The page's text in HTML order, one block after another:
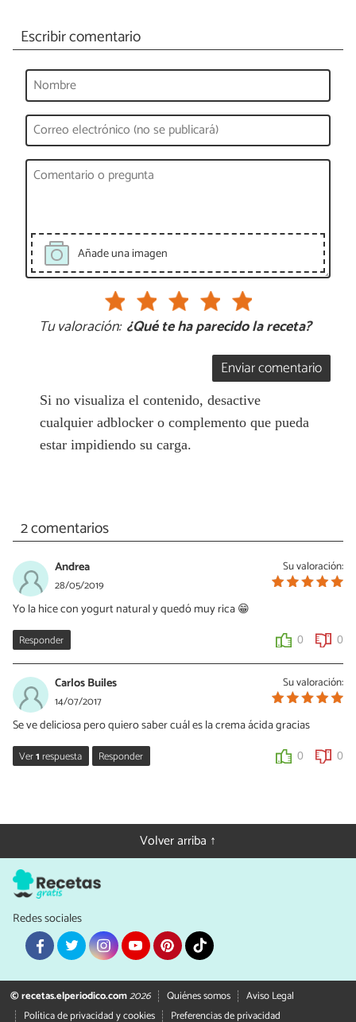
Escribir comentario
Añade una imagen
Tu valoración: ¿Qué te ha parecido la receta?
Enviar comentario
Si no visualiza el contenido, desactive
cualquier adblocker o complemento que pueda
estar impidiendo su carga.
2 comentarios
Su valoración:
Andrea
28/05/2019
Yo la hice con yogurt natural y quedó muy rica 😁
Responder 0 0
Su valoración:
Carlos Builes
14/07/2017
Se ve deliciosa pero quiero saber cuál es la crema ácida gracias
Ver1respuesta Responder 0 0
Hola Carlos, la crema ácida o agria también es conocida como
crema de leche. Saludos!! Gracias por tu comentario!!
Volver arriba ↑
Redes sociales
© recetas.elperiodico.com2026 Quiénes somos
Aviso Legal
Política de privacidad y cookies
Preferencias de privacidad